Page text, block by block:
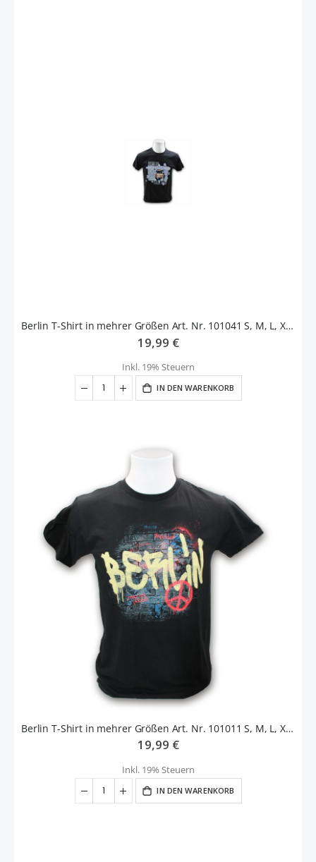
Berlin T-Shirt in mehrer Größen Art. Nr. 101041 S, M, L, XL, XXL
19,99 €
Inkl. 19% Steuern
IN DEN WARENKORB
Berlin T-Shirt in mehrer Größen Art. Nr. 101011 S, M, L, XL, XXL
19,99 €
Inkl. 19% Steuern
IN DEN WARENKORB